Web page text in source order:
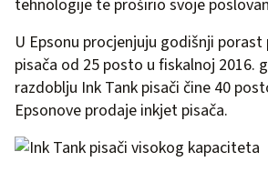
tehnologije te proširio svoje
U Epsonu procjenjuju godišnji
pisača od 25 posto u fiskalnoj 2016.
razdoblju Ink Tank pisači čine 40
Epsonove prodaje inkjet pisača.